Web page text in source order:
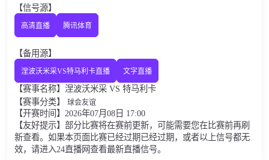
【信号源】
高清直播 腾讯体育
【备用源】
涅波沃米采VS特马利卡直播 文字直播
【赛事名称】涅波沃米采 VS 特马利卡
【赛事分类】 球会友谊
【开赛时间】2026年07月08日 17:00
【友好提示】部分比赛将在赛前更新，可能需要您在比赛前再刷
新查看。如果本页面比赛已经过期已经过期，或者以上信号都无
效，请进入24直播网查看最新直播信号。